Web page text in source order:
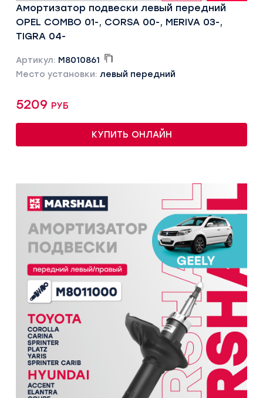
Амортизатор подвески левый передний
OPEL COMBO 01-, CORSA 00-, MERIVA 03-,
TIGRA 04-
Артикул: M8010861
Место установки: левый передний
5209 руб
КУПИТЬ ОНЛАЙН